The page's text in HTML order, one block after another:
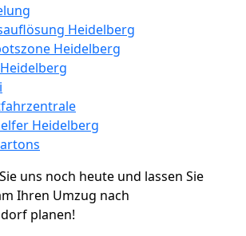
Heidelberg
Heidelberg
Heidelberg
uns noch heute und lassen Sie
Ihren Umzug nach
planen!